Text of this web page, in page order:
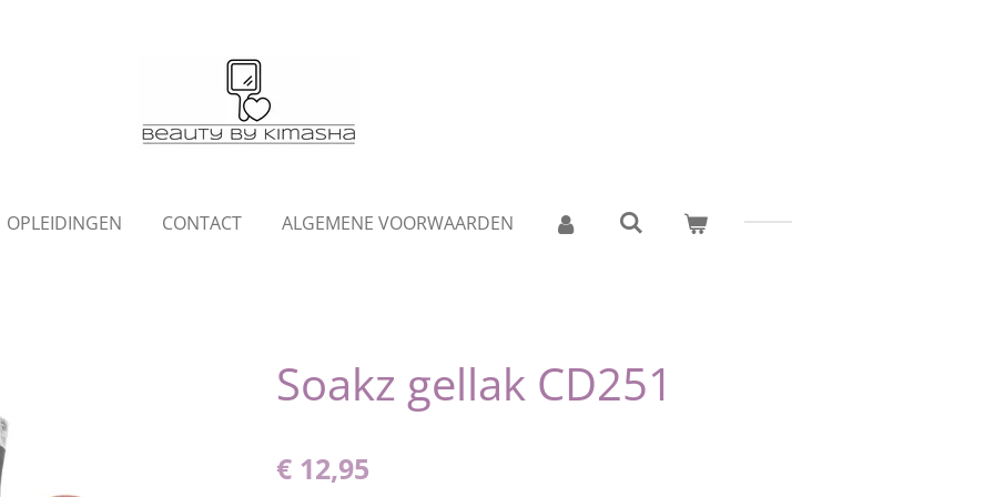
OPLEIDINGEN CONTACT ALGEMENE VOORWAARDEN
Soakz gellak CD251
€ 12,95